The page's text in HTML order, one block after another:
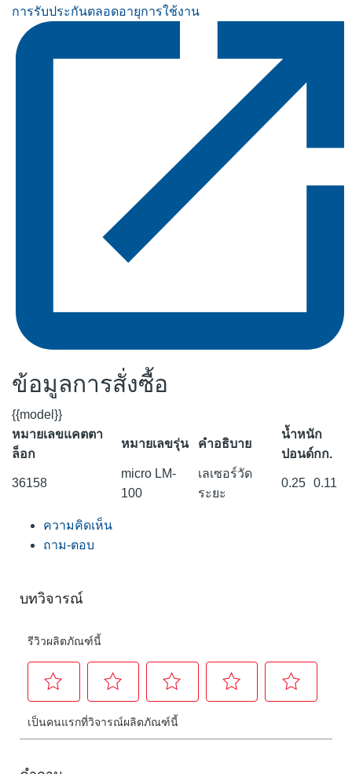
การรับประกันตลอดอายุการใช้งาน
ข้อมูลการสั่งซื้อ
{{model}}
หมายเลขแคตตา
ล็อก
หมายเลขรุ่น คำอธิบาย
น้ำหนัก
ปอนด์กก.
36158
micro LM-
100
เลเซอร์วัด
ระยะ
0.25 0.11
ความคิดเห็น
ถาม-ตอบ